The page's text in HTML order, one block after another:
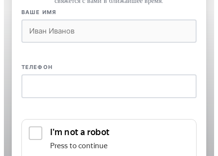
ВАШЕ ИМЯ
ТЕЛЕФОН